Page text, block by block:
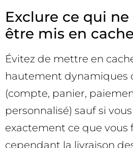
Exclure ce qui
être mis en
Évitez de mettre en
hautement dynamiques
(compte, panier,
personnalisé) sauf si
exactement ce que vous
cependant la livraison